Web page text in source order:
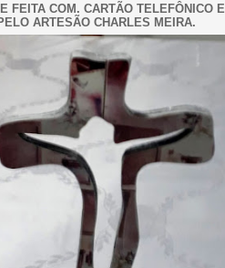
FEITA COM. CARTÃO TELEFÔNICO E
ARTESÃO CHARLES MEIRA.